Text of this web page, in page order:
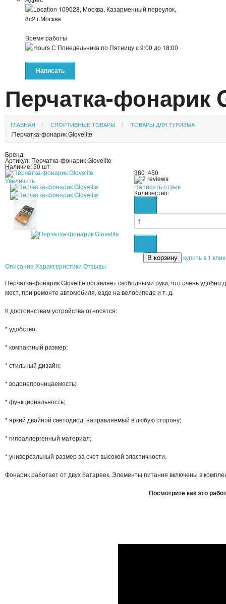
109028, Москва, Казарменный переулок,
8с2 г.Москва
Время работы
С Понедельника по Пятницус 9:00 до 18:00
Написать
Перчатка-фонарик
ГЛАВНАЯ СПОРТИВНЫЕ ТОВАРЫ ТОВАРЫ ДЛЯ ТУРИЗМА
Перчатка-фонарик Glovelite
Бренд:
Артикул: Перчатка-фонарик Glovelite
Наличие:50 шт
Увеличить
380 450
Написать отзыв
Количество:
купить в 1 клик
Описание Характеристики Отзывы
Перчатка-фонарик Glovelite оставляет свободными руки, что очень
мест, при ремонте автомобиля, езде на велосипеде и т. д.
К достоинствам устройства относятся:
* удобство;
* компактный размер;
* стильный дизайн;
* водонепроницаемость;
* функциональность;
* яркий двойной светодиод, направляемый в любую сторону;
* гипоаллергенный материал;
* универсальный размер за счет высокой эластичности.
Фонарик работает от двух батареек. Элементы питания включены в
Посмотрите как это